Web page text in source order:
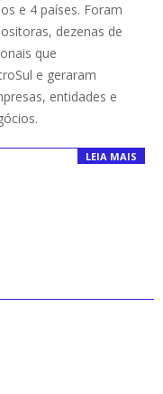
e 4 países. Foram
dezenas de
que
e geraram
entidades e
LEIA MAIS